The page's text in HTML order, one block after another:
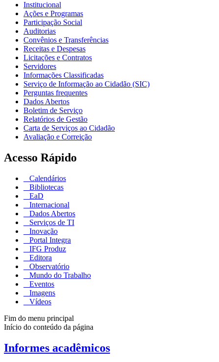
Institucional
Ações e Programas
Participação Social
Auditorias
Convênios e Transferências
Receitas e Despesas
Licitações e Contratos
Servidores
Informações Classificadas
Serviço de Informação ao Cidadão (SIC)
Perguntas frequentes
Dados Abertos
Boletim de Serviço
Relatórios de Gestão
Carta de Serviços ao Cidadão
Avaliação e Correição
Acesso Rápido
Calendários
Bibliotecas
EaD
Internacional
Dados Abertos
Serviços de TI
Inovação
Portal Integra
IFG Produz
Editora
Observatório
Mundo do Trabalho
Eventos
Imagens
Vídeos
Fim do menu principal
Início do conteúdo da página
Informes acadêmicos